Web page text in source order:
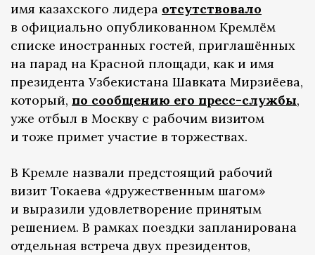
имя казахского лидера отсутствовало
в официально опубликованном Кремлём
списке иностранных гостей, приглашённых
на парад на Красной площади, как и имя
президента Узбекистана Шавката Мирзиёева,
который, по сообщению его пресс-службы,
уже отбыл в Москву с рабочим визитом
и тоже примет участие в торжествах.
В Кремле назвали предстоящий рабочий
визит Токаева «дружественным шагом»
и выразили удовлетворение принятым
решением. В рамках поездки запланирована
отдельная встреча двух президентов,